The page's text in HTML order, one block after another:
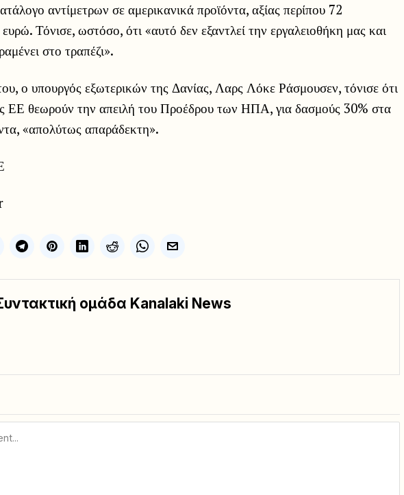
αντίμετρων σε αμερικανικά προϊόντα, αξίας περίπου 72
Τόνισε, ωστόσο, ότι «αυτό δεν εξαντλεί την εργαλειοθήκη μας και
στο τραπέζι».
ο υπουργός εξωτερικών της Δανίας, Λαρς Λόκε Ράσμουσεν, τόνισε ότι
ΕΕ θεωρούν την απειλή του Προέδρου των ΗΠΑ, για δασμούς 30% στα
«απολύτως απαράδεκτη».
ομάδα Kanalaki News